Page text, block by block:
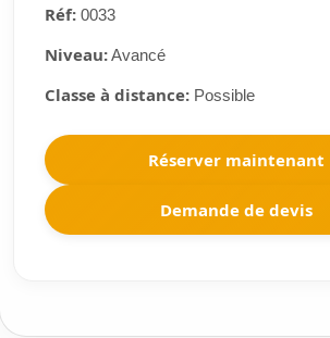
Réf:0033
Niveau:Avancé
Classe à distance:Possible
Réserver maintenant
Demande de devis